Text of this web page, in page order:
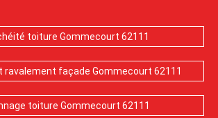
toiture Gommecourt 62111
ravalement façade Gommecourt 62111
toiture Gommecourt 62111